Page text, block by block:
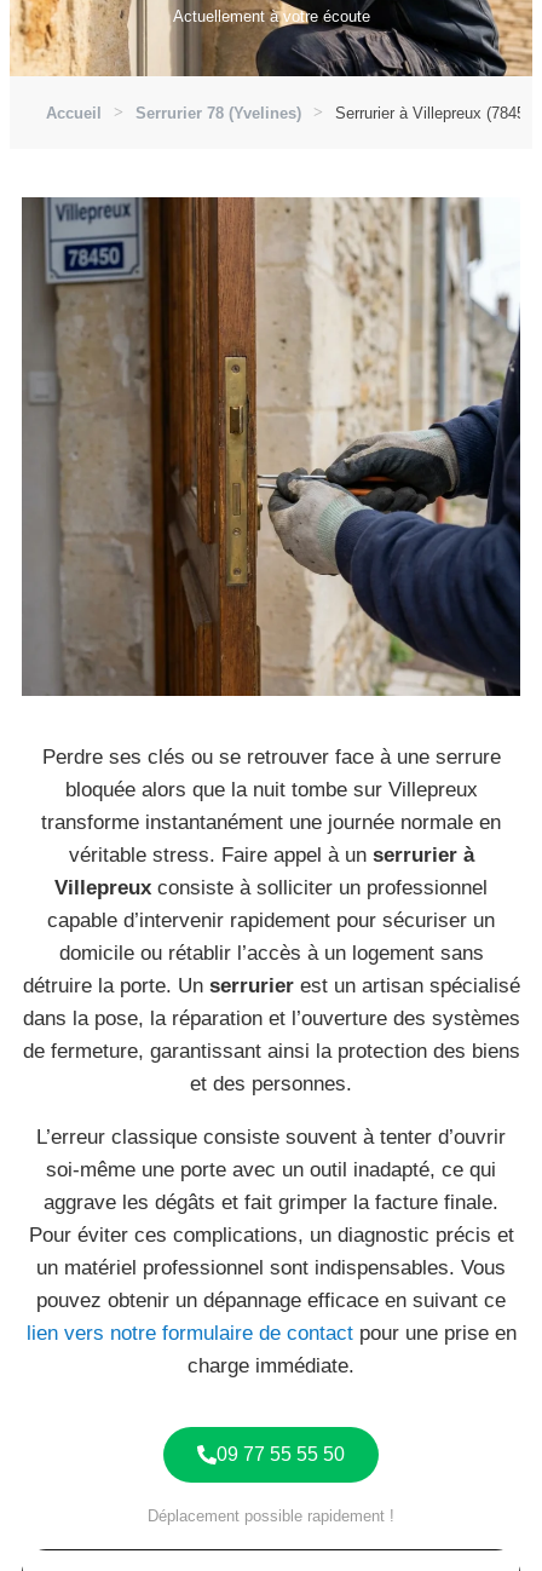
Actuellement à votre écoute
Accueil Serrurier 78 (Yvelines) Serrurier à Villepreux (78450)
Perdre ses clés ou se retrouver face à une serrure
bloquée alors que la nuit tombe sur Villepreux
transforme instantanément une journée normale en
véritable stress. Faire appel à un serrurier à
Villepreux consiste à solliciter un professionnel
capable d’intervenir rapidement pour sécuriser un
domicile ou rétablir l’accès à un logement sans
détruire la porte. Un serrurierest un artisan spécialisé
dans la pose, la réparation et l’ouverture des systèmes
de fermeture, garantissant ainsi la protection des biens
et des personnes.
L’erreur classique consiste souvent à tenter d’ouvrir
soi-même une porte avec un outil inadapté, ce qui
aggrave les dégâts et fait grimper la facture finale.
Pour éviter ces complications, un diagnostic précis et
un matériel professionnel sont indispensables. Vous
pouvez obtenir un dépannage efficace en suivant ce
lien vers notre formulaire de contactpour une prise en
charge immédiate.
09 77 55 55 50
Déplacement possible rapidement !